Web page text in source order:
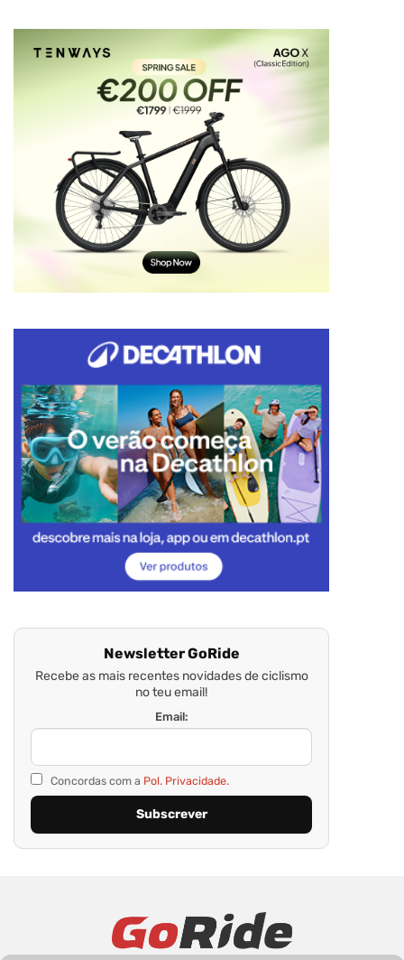
Newsletter GoRide
Recebe as mais recentes novidades de ciclismo
no teu email!
Email:
Concordas com a Pol. Privacidade.